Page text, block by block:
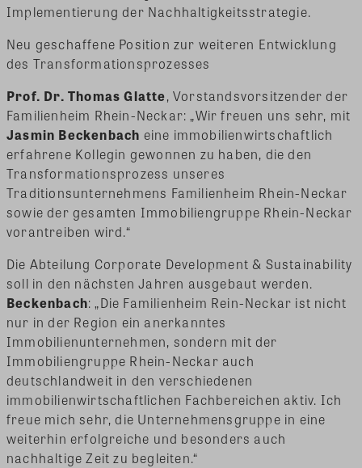
Implementierung der Nachhaltigkeitsstrategie.
Neu geschaffene Position zur weiteren Entwicklung
des Transformationsprozesses
Prof. Dr. Thomas Glatte, Vorstandsvorsitzender der
Familienheim Rhein-Neckar: „Wir freuen uns sehr, mit
Jasmin Beckenbach eine immobilienwirtschaftlich
erfahrene Kollegin gewonnen zu haben, die den
Transformationsprozess unseres
Traditionsunternehmens Familienheim Rhein-Neckar
sowie der gesamten Immobiliengruppe Rhein-Neckar
vorantreiben wird.“
Die Abteilung Corporate Development & Sustainability
soll in den nächsten Jahren ausgebaut werden.
Beckenbach: „Die Familienheim Rein-Neckar ist nicht
nur in der Region ein anerkanntes
Immobilienunternehmen, sondern mit der
Immobiliengruppe Rhein-Neckar auch
deutschlandweit in den verschiedenen
immobilienwirtschaftlichen Fachbereichen aktiv. Ich
freue mich sehr, die Unternehmensgruppe in eine
weiterhin erfolgreiche und besonders auch
nachhaltige Zeit zu begleiten.“